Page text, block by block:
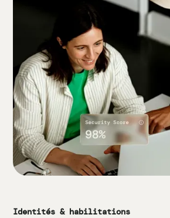
Identités & habilitations